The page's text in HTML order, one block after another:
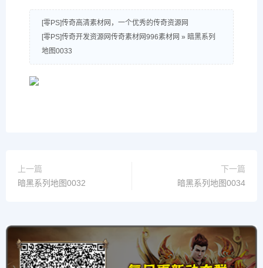
[零PS]传奇高清素材网，一个优秀的传奇资源网
[零PS]传奇开发资源网传奇素材网996素材网 » 暗黑系列
地图0033
上一篇
暗黑系列地图0032
下一篇
暗黑系列地图0034